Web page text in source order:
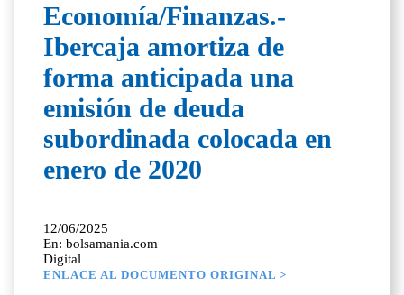
Economía/Finanzas.-
Ibercaja amortiza de
forma anticipada una
emisión de deuda
subordinada colocada en
enero de 2020
12/06/2025
En: bolsamania.com
Digital
ENLACE AL DOCUMENTO ORIGINAL >